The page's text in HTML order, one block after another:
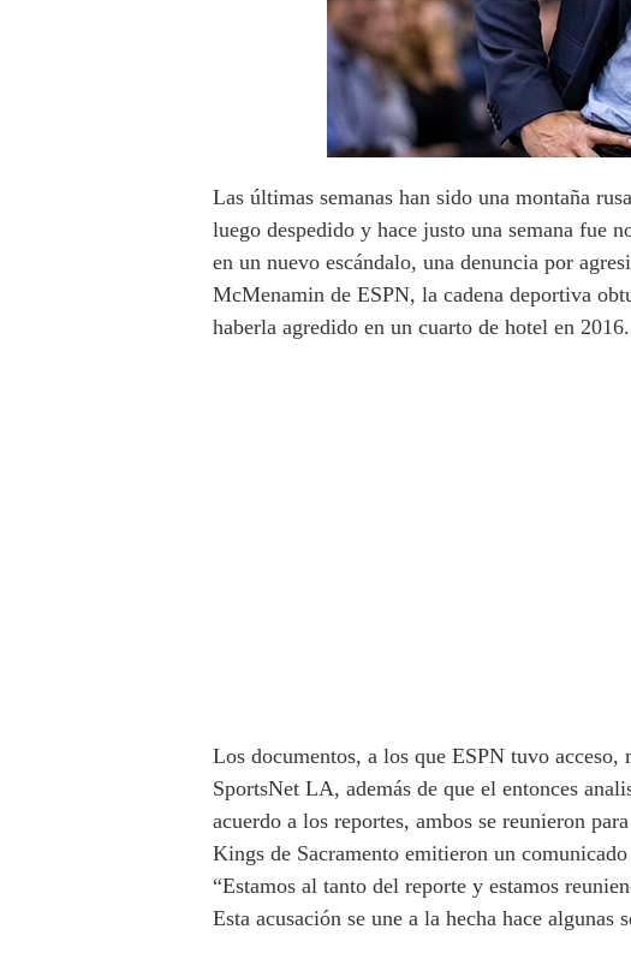
Las últimas semanas han sido una montaña
luego despedido y hace justo una semana fue
en un nuevo escándalo, una denuncia por
McMenamin de ESPN, la cadena deportiva
haberla agredido en un cuarto de hotel en 2016.
Los documentos, a los que ESPN tuvo
SportsNet LA, además de que el entonces
acuerdo a los reportes, ambos se reunieron
Kings de Sacramento emitieron un
“Estamos al tanto del reporte y estamos
Esta acusación se une a la hecha hace